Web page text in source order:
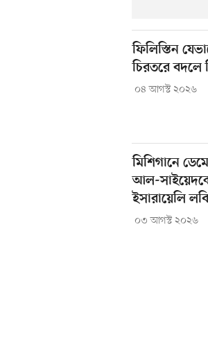
ফিলিস্তিন
চিরতরে বদলে
০৪ আগস্ট ২০২৬
মিশিগানে
আল-
ইসারায়েলি
০৩ আগস্ট ২০২৬